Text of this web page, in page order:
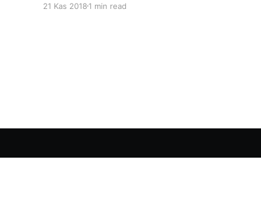
Jong Yang seçildi. INTERPOL Genel Kurulu’nun
21 Kas 2018 1 min read